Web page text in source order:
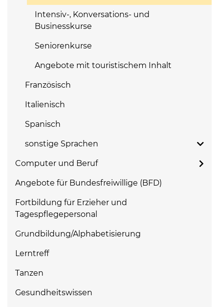
Intensiv-, Konversations- und
Businesskurse
Seniorenkurse
Angebote mit touristischem Inhalt
Französisch
Italienisch
Spanisch
sonstige Sprachen
Computer und Beruf
Angebote für Bundesfreiwillige (BFD)
Fortbildung für Erzieher und
Tagespflegepersonal
Grundbildung/Alphabetisierung
Lerntreff
Tanzen
Gesundheitswissen